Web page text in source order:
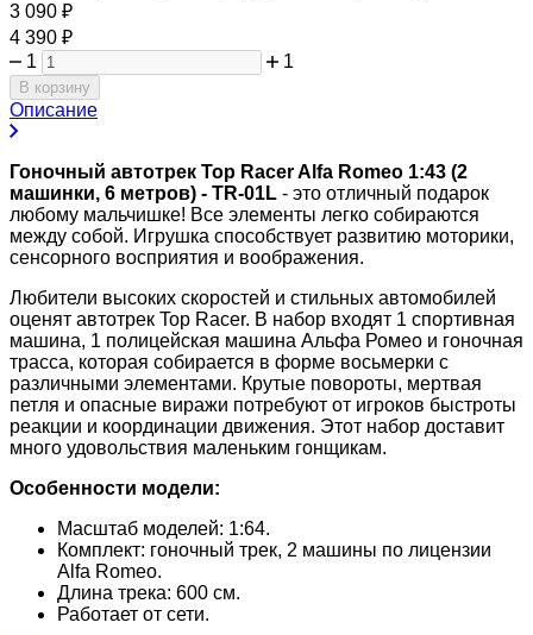
3 090 ₽
4 390 ₽
1
1
В корзину
Описание
Гоночный автотрек Top Racer Alfa Romeo 1:43 (2
машинки, 6 метров) - TR-01L - это отличный подарок
любому мальчишке! Все элементы легко собираются
между собой. Игрушка способствует развитию моторики,
сенсорного восприятия и воображения.
Любители высоких скоростей и стильных автомобилей
оценят автотрек Top Racer. В набор входят 1 спортивная
машина, 1 полицейская машина Альфа Ромео и гоночная
трасса, которая собирается в форме восьмерки с
различными элементами. Крутые повороты, мертвая
петля и опасные виражи потребуют от игроков быстроты
реакции и координации движения. Этот набор доставит
много удовольствия маленьким гонщикам.
Особенности модели:
Масштаб моделей: 1:64.
Комплект: гоночный трек, 2 машины по лицензии
Alfa Romeo.
Длина трека: 600 см.
Работает от сети.